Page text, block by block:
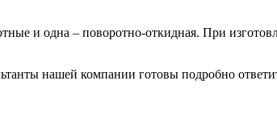
и одна – поворотно-откидная. При
нашей компании готовы подробно